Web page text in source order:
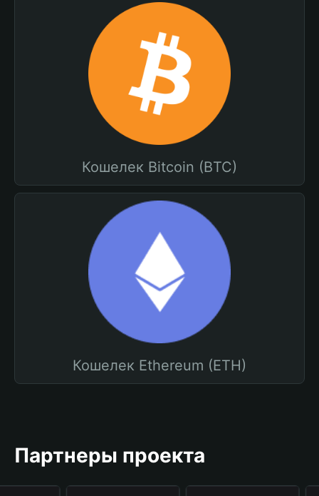
Кошелек Bitcoin (BTC)
Кошелек Ethereum (ETH)
Партнеры проекта